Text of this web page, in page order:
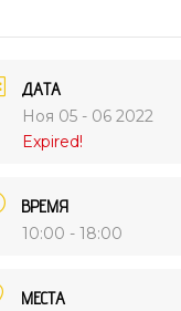
ДАТА
Ноя 05 - 06 2022
Expired!
ВРЕМЯ
10:00 - 18:00
МЕСТА